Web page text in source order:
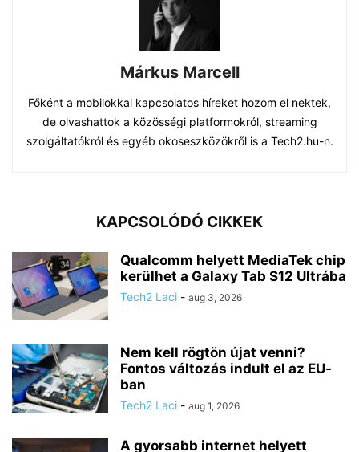
Márkus Marcell
Főként a mobilokkal kapcsolatos híreket hozom el nektek,
de olvashattok a közösségi platformokról, streaming
szolgáltatókról és egyéb okoseszközökről is a Tech2.hu-n.
KAPCSOLÓDÓ CIKKEK
Qualcomm helyett MediaTek chip
kerülhet a Galaxy Tab S12 Ultrába
Tech2 Laci - aug 3, 2026
Nem kell rögtön újat venni?
Fontos változás indult el az EU-
ban
Tech2 Laci - aug 1, 2026
A gyorsabb internet helyett